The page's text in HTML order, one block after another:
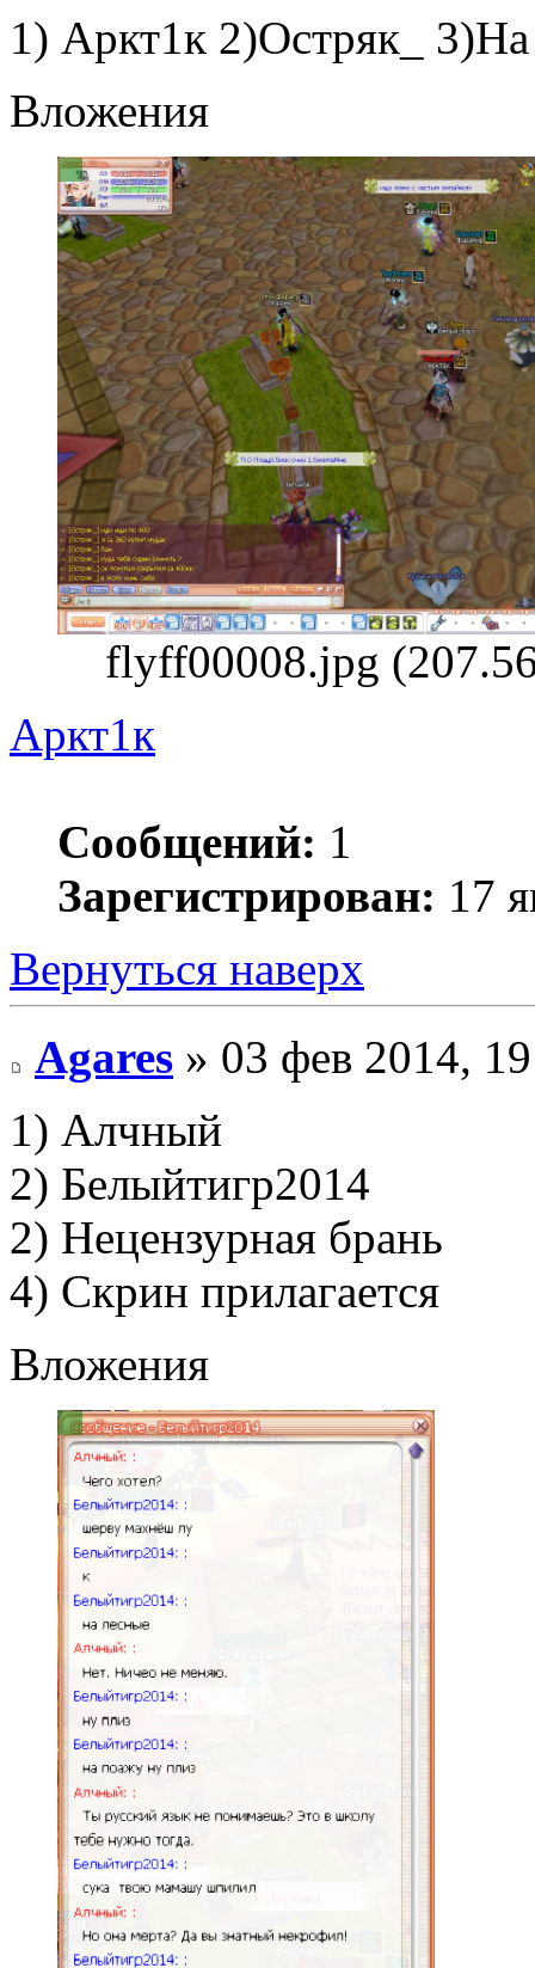
1) Аркт1к 2)Остряк_
Вложения
flyff00008.jpg
Аркт1к
Сообщений: 1
Зарегистрирован: 17
Вернуться наверх
Agares » 03 фев 2014,
1) Алчный
2) Белыйтигр2014
2) Нецензурная брань
4) Скрин прилагается
Вложения